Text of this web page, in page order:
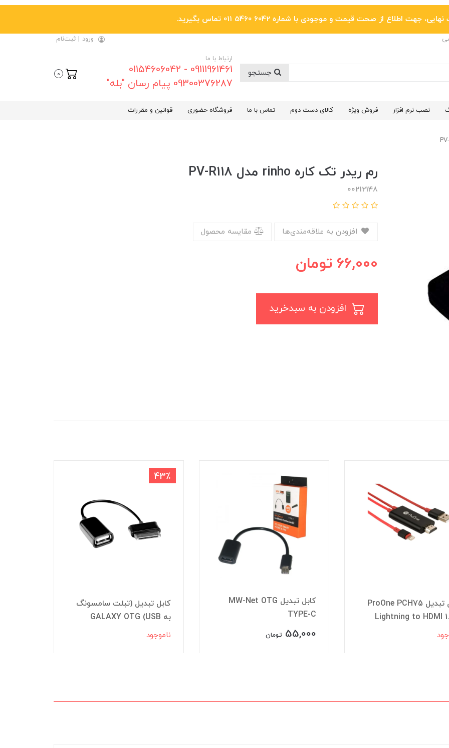
جهت اطلاع از صحت قیمت و موجودی با شماره 6042 5460 011 تماس بگیرید.
ورود | ثبت‌نام
ارتباط با ما
09111961461 - 01154606042
09300376287 پیام رسان "بله"
0
نصب نرم افزار فروش ویژه کالای دست دوم تماس با ما فروشگاه حضوری قوانین و مقررات
رم ریدر تک کاره rinho مدل PV-R118
00212148
مقایسه محصول
66,000 تومان
کابل تبدیل ProOne PCH75
Lightning to HDMI
کابل تبدیل MW-Net OTG
TYPE-C
55,000 تومان
43٪
کابل تبدیل (تبلت سامسونگ
به GALAXY OTG (USB
ناموجود